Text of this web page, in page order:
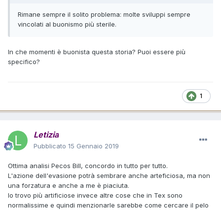
Rimane sempre il solito problema: molte sviluppi sempre
vincolati al buonismo più sterile.
In che momenti è buonista questa storia? Puoi essere più
specifico?
1
Letizia
Pubblicato 15 Gennaio 2019
Ottima analisi Pecos Bill, concordo in tutto per tutto.
L'azione dell'evasione potrà sembrare anche arteficiosa, ma non
una forzatura e anche a me è piaciuta.
Io trovo più artificiose invece altre cose che in Tex sono
normalissime e quindi menzionarle sarebbe come cercare il pelo